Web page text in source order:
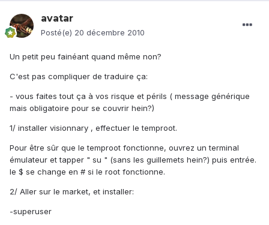
avatar
Posté(e) 20 décembre 2010
Un petit peu fainéant quand même non?
C'est pas compliquer de traduire ça:
- vous faites tout ça à vos risque et périls ( message générique
mais obligatoire pour se couvrir hein?)
1/ installer visionnary , effectuer le temproot.
Pour être sûr que le temproot fonctionne, ouvrez un terminal
émulateur et tapper " su " (sans les guillemets hein?) puis entrée.
le $ se change en # si le root fonctionne.
2/ Aller sur le market, et installer:
-superuser